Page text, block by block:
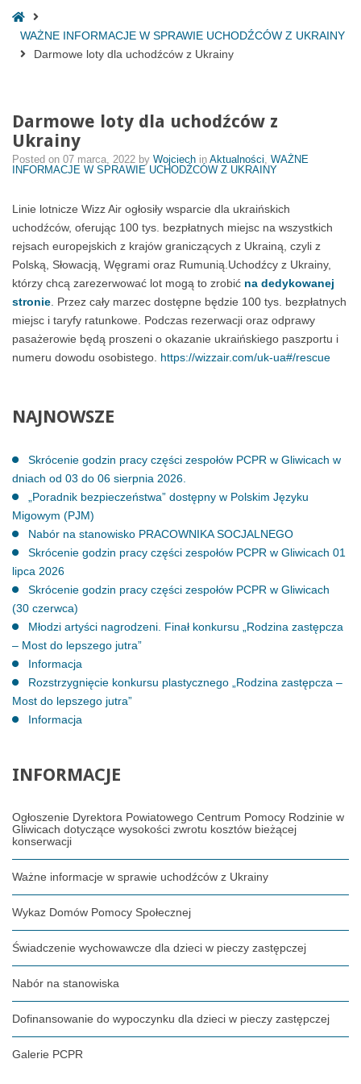
Home
WAŻNE INFORMACJE W SPRAWIE UCHODŹCÓW Z UKRAINY
Darmowe loty dla uchodźców z Ukrainy
Darmowe loty dla uchodźców z
Ukrainy
Posted on 07 marca, 2022 by Wojciech in Aktualności, WAŻNE
INFORMACJE W SPRAWIE UCHODŹCÓW Z UKRAINY
Linie lotnicze Wizz Air ogłosiły wsparcie dla ukraińskich
uchodźców, oferując 100 tys. bezpłatnych miejsc na wszystkich
rejsach europejskich z krajów graniczących z Ukrainą, czyli z
Polską, Słowacją, Węgrami oraz Rumunią.Uchodźcy z Ukrainy,
którzy chcą zarezerwować lot mogą to zrobić na dedykowanej
stronie . Przez cały marzec dostępne będzie 100 tys. bezpłatnych
miejsc i taryfy ratunkowe. Podczas rezerwacji oraz odprawy
pasażerowie będą proszeni o okazanie ukraińskiego paszportu i
numeru dowodu osobistego. https://wizzair.com/uk-ua#/rescue
NAJNOWSZE
Skrócenie godzin pracy części zespołów PCPR w Gliwicach w
dniach od 03 do 06 sierpnia 2026.
„Poradnik bezpieczeństwa” dostępny w Polskim Języku
Migowym (PJM)
Nabór na stanowisko PRACOWNIKA SOCJALNEGO
Skrócenie godzin pracy części zespołów PCPR w Gliwicach 01
lipca 2026
Skrócenie godzin pracy części zespołów PCPR w Gliwicach
(30 czerwca)
Młodzi artyści nagrodzeni. Finał konkursu „Rodzina zastępcza
– Most do lepszego jutra”
Informacja
Rozstrzygnięcie konkursu plastycznego „Rodzina zastępcza –
Most do lepszego jutra”
Informacja
INFORMACJE
Ogłoszenie Dyrektora Powiatowego Centrum Pomocy Rodzinie w
Gliwicach dotyczące wysokości zwrotu kosztów bieżącej
konserwacji
Ważne informacje w sprawie uchodźców z Ukrainy
Wykaz Domów Pomocy Społecznej
Świadczenie wychowawcze dla dzieci w pieczy zastępczej
Nabór na stanowiska
Dofinansowanie do wypoczynku dla dzieci w pieczy zastępczej
Galerie PCPR